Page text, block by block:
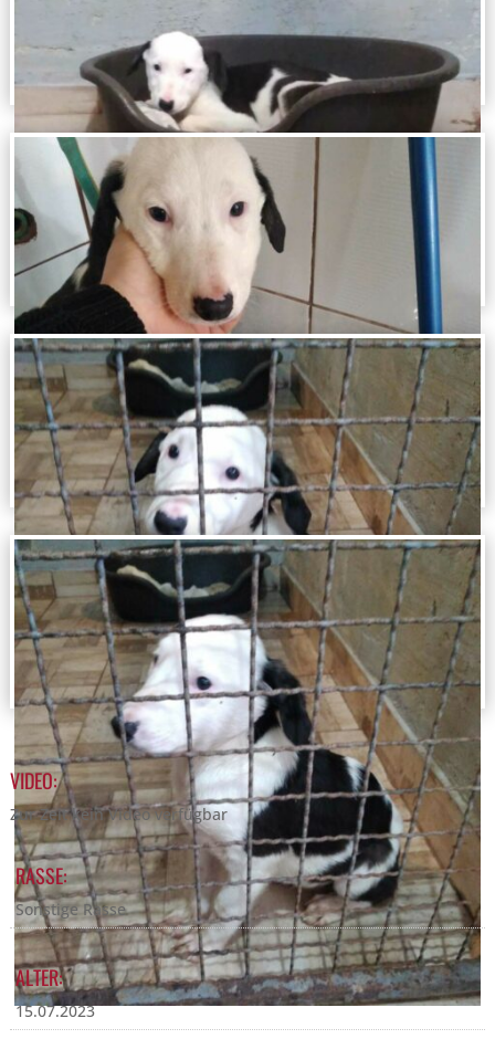
VIDEO:
Zur Zeit kein Video verfügbar
RASSE:
Sonstige Rasse
ALTER:
15.07.2023